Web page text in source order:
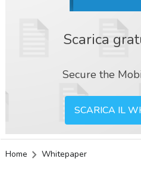
Scarica
Secure the
SCARICA IL
Home Whitepaper